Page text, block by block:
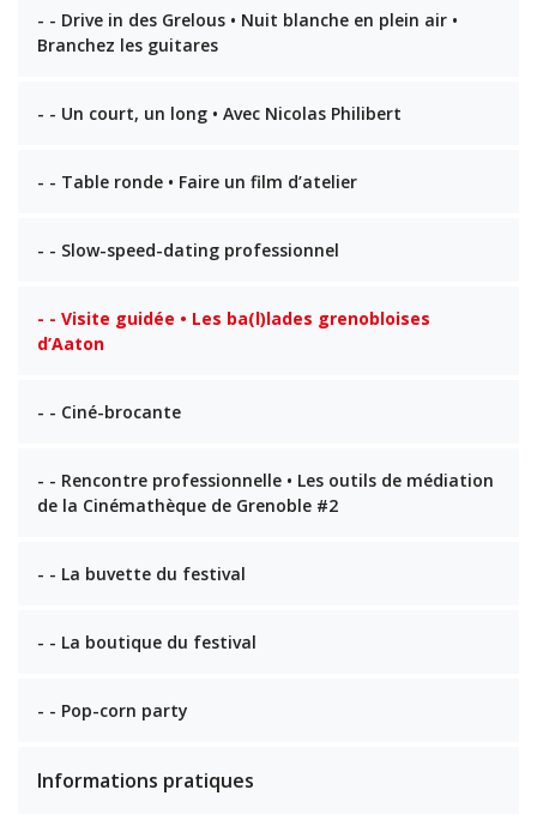
- - Drive in des Grelous • Nuit blanche en plein air •
Branchez les guitares
- - Un court, un long • Avec Nicolas Philibert
- - Table ronde • Faire un film d’atelier
- - Slow-speed-dating professionnel
- - Visite guidée • Les ba(l)lades grenobloises
d’Aaton
- - Ciné-brocante
- - Rencontre professionnelle • Les outils de médiation
de la Cinémathèque de Grenoble #2
- - La buvette du festival
- - La boutique du festival
- - Pop-corn party
Informations pratiques